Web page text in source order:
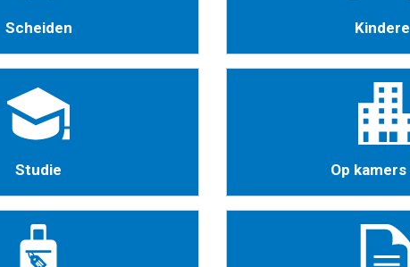
Scheiden
Studie Op kamers